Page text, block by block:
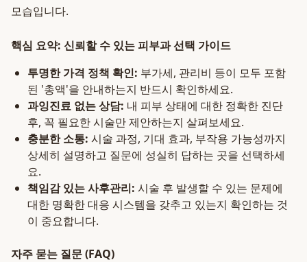
모습입니다.
핵심 요약: 신뢰할 수 있는 피부과 선택 가이드
투명한 가격 정책 확인: 부가세, 관리비 등이 모두 포함
된 '총액'을 안내하는지 반드시 확인하세요.
과잉진료 없는 상담: 내 피부 상태에 대한 정확한 진단
후, 꼭 필요한 시술만 제안하는지 살펴보세요.
충분한 소통: 시술 과정, 기대 효과, 부작용 가능성까지
상세히 설명하고 질문에 성실히 답하는 곳을 선택하세
요.
책임감 있는 사후관리: 시술 후 발생할 수 있는 문제에
대한 명확한 대응 시스템을 갖추고 있는지 확인하는 것
이 중요합니다.
자주 묻는 질문 (FAQ)